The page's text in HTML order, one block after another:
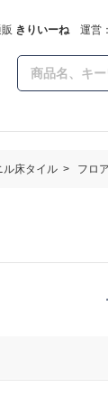
きりいーね運営：
ル床タイル > フロ